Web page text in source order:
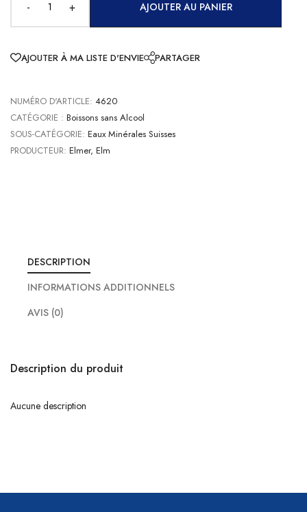
- + AJOUTER AU PANIER
AJOUTER À MA LISTE D'ENVIE PARTAGER
NUMÉRO D'ARTICLE: 4620
CATÉGORIE : Boissons sans Alcool
SOUS-CATÉGORIE: Eaux Minérales Suisses
PRODUCTEUR: Elmer, Elm
DESCRIPTION
INFORMATIONS ADDITIONNELS
AVIS (0)
Description du produit
Aucune description